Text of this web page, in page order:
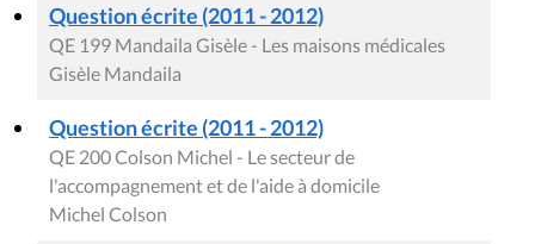
Question écrite (2011 - 2012)
QE 199 Mandaila Gisèle - Les maisons médicales
Gisèle Mandaila
Question écrite (2011 - 2012)
QE 200 Colson Michel - Le secteur de
l'accompagnement et de l'aide à domicile
Michel Colson